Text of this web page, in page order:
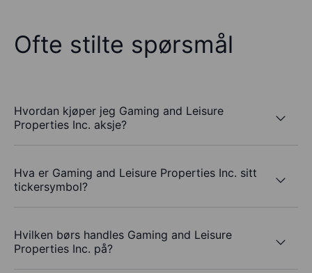
Ofte stilte spørsmål
Hvordan kjøper jeg Gaming and Leisure
Properties Inc. aksje?
Hva er Gaming and Leisure Properties Inc. sitt
tickersymbol?
Hvilken børs handles Gaming and Leisure
Properties Inc. på?